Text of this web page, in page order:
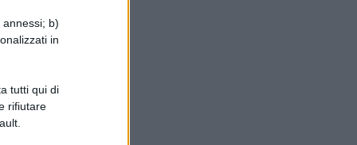
b)
in
tutti qui di
rifiutare